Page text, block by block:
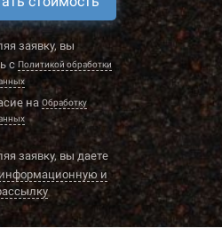
заявку, вы
с Политикой обработки
на Обработку
заявку, вы даете
и